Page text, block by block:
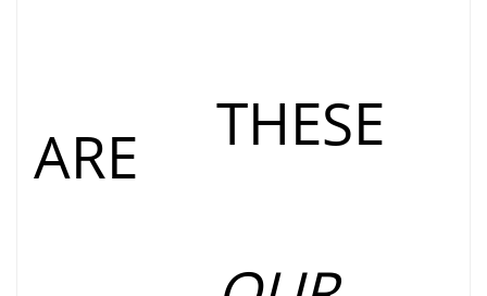
THESE
ARE